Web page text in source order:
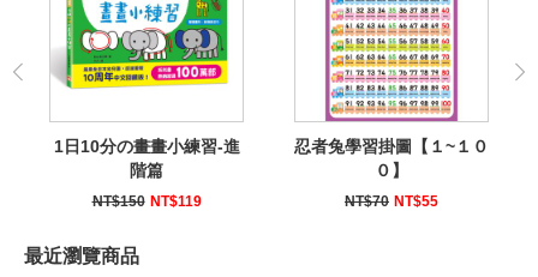
1日10分の畫畫小練習-進
階篇
NT$150 NT$119
忍者兔學習掛圖【１~１０
０】
NT$70 NT$55
最近瀏覽商品